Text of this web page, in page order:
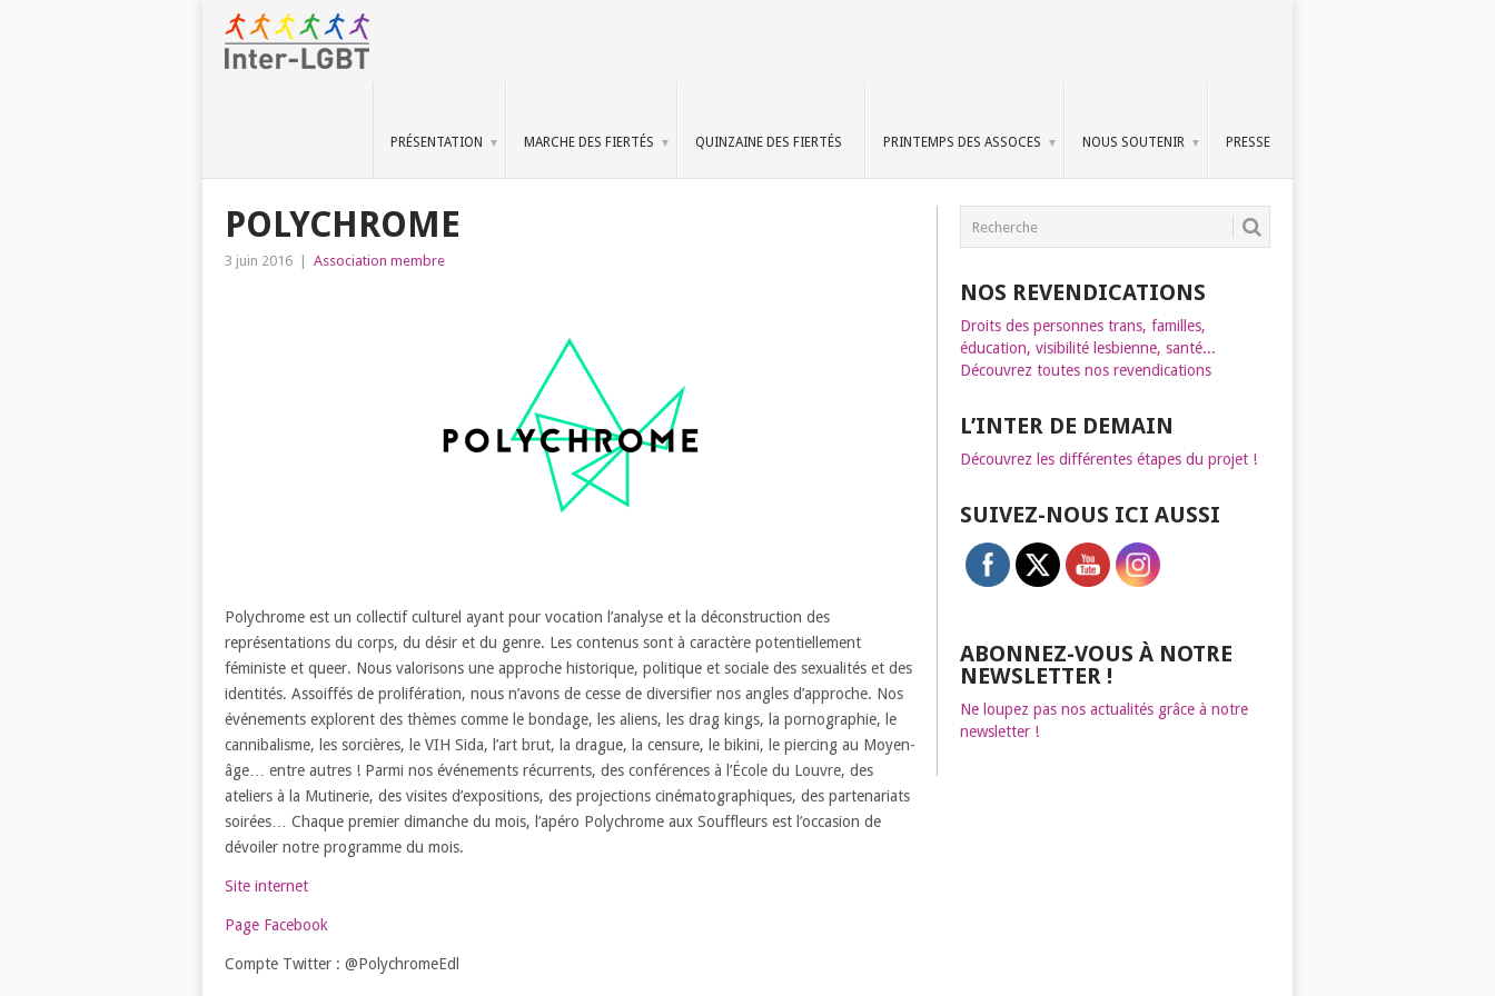
PRÉSENTATION MARCHE DES FIERTÉS QUINZAINE DES FIERTÉS PRINTEMPS DES ASSOCES NOUS SOUTENIR PRESSE
POLYCHROME
3 juin 2016 Association membre
Polychrome est un collectif culturel ayant pour vocation l’analyse et la déconstruction des
représentations du corps, du désir et du genre. Les contenus sont à caractère potentiellement
féministe et queer. Nous valorisons une approche historique, politique et sociale des sexualités et des
identités. Assoiffés de prolifération, nous n’avons de cesse de diversifier nos angles d’approche. Nos
événements explorent des thèmes comme le bondage, les aliens, les drag kings, la pornographie, le
cannibalisme, les sorcières, le VIH Sida, l’art brut, la drague, la censure, le bikini, le piercing au Moyen-
âge… entre autres ! Parmi nos événements récurrents, des conférences à l’École du Louvre, des
ateliers à la Mutinerie, des visites d’expositions, des projections cinématographiques, des partenariats
soirées… Chaque premier dimanche du mois, l’apéro Polychrome aux Souffleurs est l’occasion de
dévoiler notre programme du mois.
Site internet
Page Facebook
Compte Twitter : @PolychromeEdl
NOS REVENDICATIONS
Droits des personnes trans, familles,
éducation, visibilité lesbienne, santé...
Découvrez toutes nos revendications
L’INTER DE DEMAIN
Découvrez les différentes étapes du projet !
SUIVEZ-NOUS ICI AUSSI
ABONNEZ-VOUS À NOTRE
NEWSLETTER !
Ne loupez pas nos actualités grâce à notre
newsletter !